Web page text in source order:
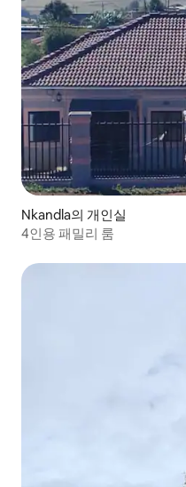
Nkandla의 개인실
4인용 패밀리 룸